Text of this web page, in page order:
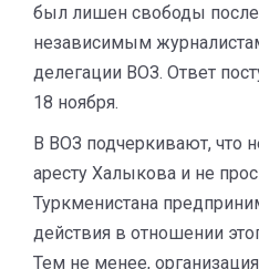
был лишен свободы после
независимым
делегации ВОЗ. Ответ
18 ноября.
В ВОЗ подчеркивают, что
аресту Халыкова и не
Туркменистана
действия в отношении
Тем не менее,